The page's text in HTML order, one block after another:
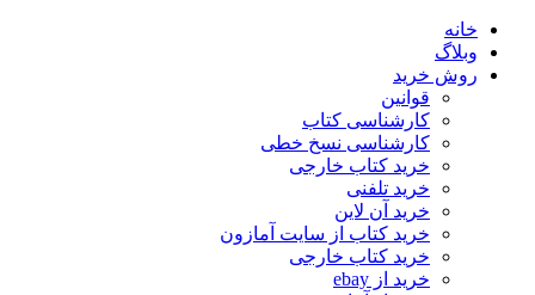
خانه
وبلاگ
روش خرید
قوانین
کارشناسی کتاب
کارشناسی نسخ خطی
خرید کتاب خارجی
خرید تلفنی
خرید آن لاین
خرید کتاب از سایت آمازون
خرید کتاب خارجی
خرید از ebay